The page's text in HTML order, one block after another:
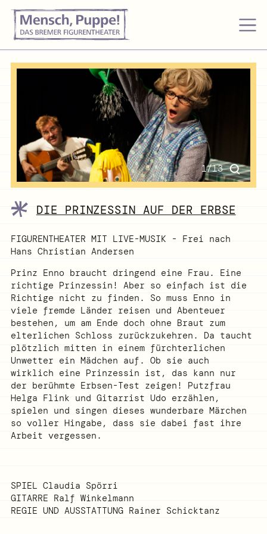
1/13
DIE PRINZESSIN AUF DER ERBSE
FIGURENTHEATER MIT LIVE-MUSIK - Frei nach
Hans Christian Andersen
Prinz Enno braucht dringend eine Frau. Eine
richtige Prinzessin! Aber so einfach ist die
Richtige nicht zu finden. So muss Enno in
viele fremde Länder reisen und Abenteuer
bestehen, um am Ende doch ohne Braut zum
elterlichen Schloss zurückzukehren. Da taucht
plötzlich mitten in einem fürchterlichen
Unwetter ein Mädchen auf. Ob sie auch
wirklich eine Prinzessin ist, das kann nur
der berühmte Erbsen-Test zeigen! Putzfrau
Helga Flink und Gitarrist Udo erzählen,
spielen und singen dieses wunderbare Märchen
so voller Hingabe, dass sie dabei fast ihre
Arbeit vergessen.
SPIEL Claudia Spörri
GITARRE Ralf Winkelmann
REGIE UND AUSSTATTUNG Rainer Schicktanz